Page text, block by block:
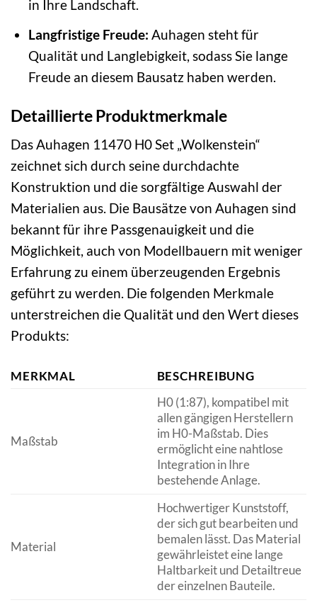
in Ihre Landschaft.
Langfristige Freude: Auhagen steht für
Qualität und Langlebigkeit, sodass Sie lange
Freude an diesem Bausatz haben werden.
Detaillierte Produktmerkmale
Das Auhagen 11470 H0 Set „Wolkenstein“
zeichnet sich durch seine durchdachte
Konstruktion und die sorgfältige Auswahl der
Materialien aus. Die Bausätze von Auhagen sind
bekannt für ihre Passgenauigkeit und die
Möglichkeit, auch von Modellbauern mit weniger
Erfahrung zu einem überzeugenden Ergebnis
geführt zu werden. Die folgenden Merkmale
unterstreichen die Qualität und den Wert dieses
Produkts:
MERKMAL BESCHREIBUNG
Maßstab
H0 (1:87), kompatibel mit
allen gängigen Herstellern
im H0-Maßstab. Dies
ermöglicht eine nahtlose
Integration in Ihre
bestehende Anlage.
Material
Hochwertiger Kunststoff,
der sich gut bearbeiten und
bemalen lässt. Das Material
gewährleistet eine lange
Haltbarkeit und Detailtreue
der einzelnen Bauteile.